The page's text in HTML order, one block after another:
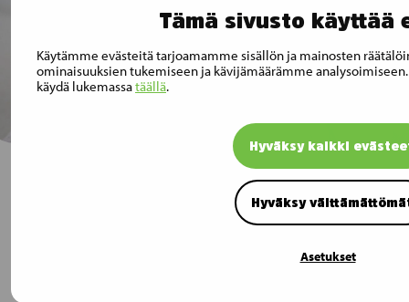
Tämä sivusto käyttää
Käytämme evästeitä tarjoamamme sisällön ja mainosten
ominaisuuksien tukemiseen ja kävijämäärämme
käydä lukemassatäällä.
Hyväksy kaikki
Hyväksy
Asetukset
Tilaa Musti Groupin tiedotteet